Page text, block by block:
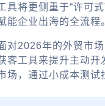
具将更侧重于“许可
能企业出海的全流程
对2026年的外贸市
客工具来提升主动开
场，通过小成本测试